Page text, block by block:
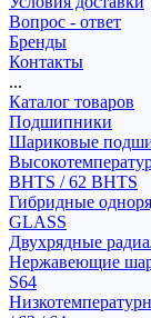
Вопрос - ответ
Бренды
Контакты
...
Каталог товаров
Подшипники
Шариковые
BHTS / 62 BHTS
Гибридные
GLASS
Двухрядные
Нержавеющие
S64